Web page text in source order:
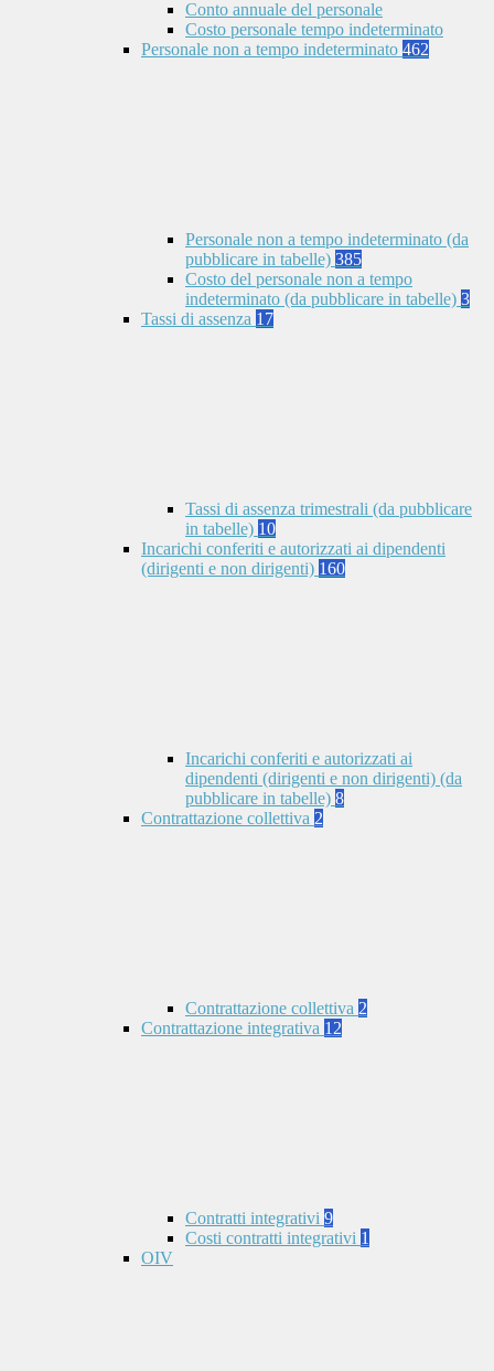
Conto annuale del personale
Costo personale tempo indeterminato
Personale non a tempo indeterminato 462
Personale non a tempo indeterminato (da
pubblicare in tabelle) 385
Costo del personale non a tempo
indeterminato (da pubblicare in tabelle) 3
Tassi di assenza 17
Tassi di assenza trimestrali (da pubblicare
in tabelle) 10
Incarichi conferiti e autorizzati ai dipendenti
(dirigenti e non dirigenti) 160
Incarichi conferiti e autorizzati ai
dipendenti (dirigenti e non dirigenti) (da
pubblicare in tabelle) 8
Contrattazione collettiva 2
Contrattazione collettiva 2
Contrattazione integrativa 12
Contratti integrativi 9
Costi contratti integrativi 1
OIV